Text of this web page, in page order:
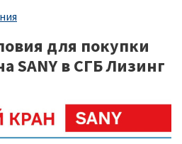
для покупки
SANY в СГБ Лизинг